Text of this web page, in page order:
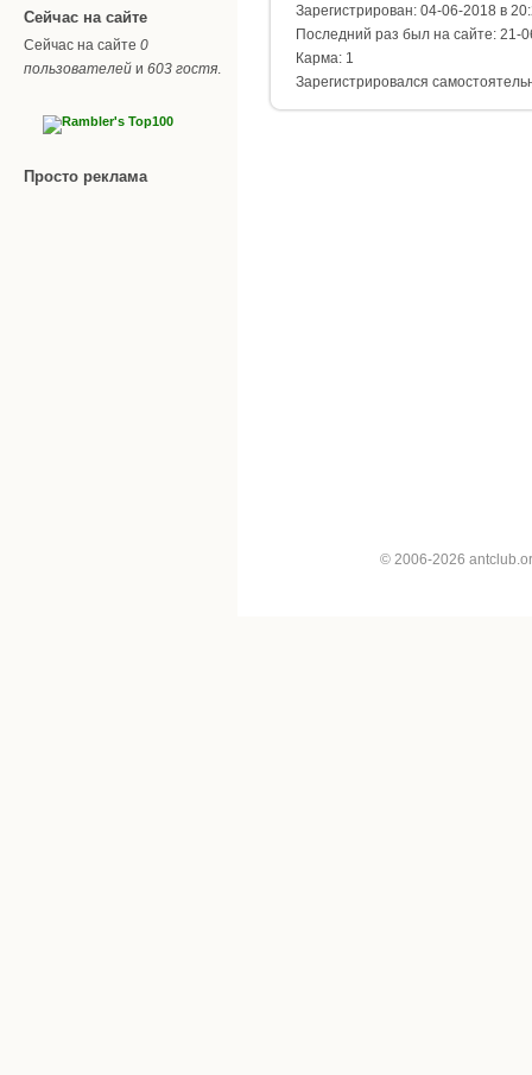
Сейчас на сайте
Сейчас на сайте 0
пользователей и 603 гостя.
Просто реклама
Зарегистрирован: 04-06-2018 в
Последний раз был на сайте: 21-
Карма: 1
Зарегистрировался
© 2006-2026